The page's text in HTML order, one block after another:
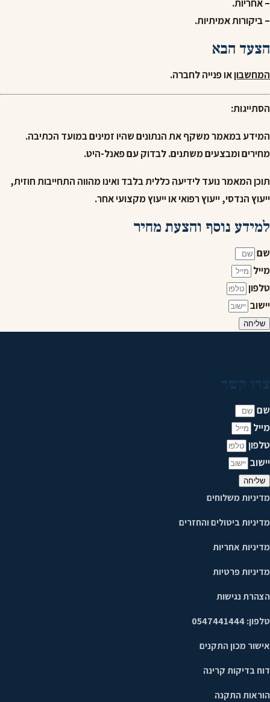
– אחריות.
– ביקורות אמיתיות.
הצעד הבא
המחשבוןאו פנייה לחברה.
הסתייגות:
המידע במאמר משקף את הנתונים שהיו זמינים במועד הכתיבה.
מחירים ומבצעים משתנים. לבדוק עם פאנל-היט.
תוכן המאמר נועד לידיעה כללית בלבד ואינו מהווה התחייבות חוזית,
ייעוץ הנדסי, ייעוץ רפואי או ייעוץ מקצועי אחר.
למידע נוסף והצעת מחיר
שם
מייל
טלפון
יישוב
שליחה
צרו קשר
שם
מייל
טלפון
יישוב
שליחה
מדיניות משלוחים
מדיניות ביטולים והחזרים
מדיניות אחריות
מדיניות פרטיות
הצהרת נגישות
טלפון: 0547441444
אישור מכון התקנים
דוח בדיקות קרינה
הוראות התקנה